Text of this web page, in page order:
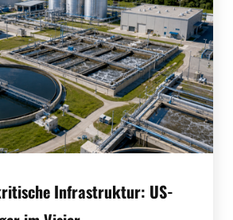
Infrastruktur: US-